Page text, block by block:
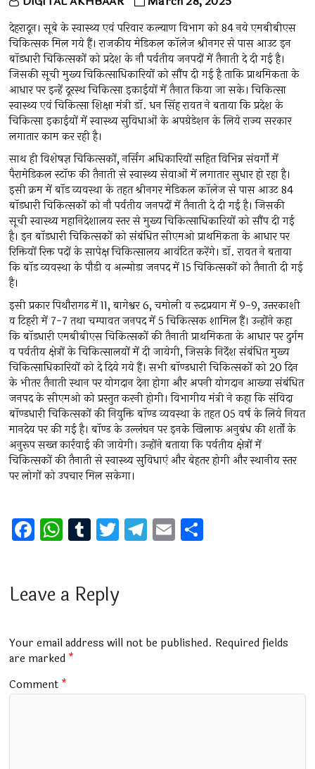
देहरादून। सूबे के स्वास्थ्य एवं परिवार कल्याण विभाग को 84 नये एमबीबीएस
चिकित्सक मिल गये हैं। राजकीय मेडिकल कॉलेज श्रीनगर से पास आउट इन
बॉडधारी चिकित्सकों को प्रदेश के नौ पर्वतीय जनपदों में तैनाती दे दी गई है।
जिसकी सूची मुख्य चिकित्साधिकारियों को सौंप दी गई है ताकि प्राथमिकता के
आधार पर इन्हें दूरस्थ चिकित्सा इकाईयों में तैनात किया जा सके। चिकित्सा
स्वास्थ्य एवं चिकित्सा शिक्षा मंत्री डॉ. धन सिंह रावत ने बताया कि प्रदेश के
चिकित्सा इकाईयों में स्वास्थ्य सुविधाओं के अपग्रेडेशन के लिये राज्य सरकार
लगातार काम कर रही है।
साथ ही विशेषज्ञ चिकित्सकों, नर्सिंग अधिकारियों सहित विभिन्न संवर्गों में
पैरामेडिकल स्टॉफ की तैनाती से स्वास्थ्य सेवाओं में लगातार सुधार हो रहा है।
इसी क्रम में बॉड व्यवस्था के तहत श्रीनगर मेडिकल कॉलेज से पास आउट 84
बॉडधारी चिकित्सकों को नौ पर्वतीय जनपदों में तैनाती दे दी गई है। जिसकी
सूची स्वास्थ्य महानिदेशालय स्तर से मुख्य चिकित्साधिकारियों को सौंप दी गई
है। इन बॉडधारी चिकित्सकों को संबंधित सीएमओ प्राथमिकता के आधार पर
रिक्तियों रिक्त पदों के सापेक्ष चिकित्सालय आवंटित करेंगे। डॉ. रावत ने बताया
कि बॉड व्यवस्था के पौडी व अल्मोड़ा जनपद में 15 चिकित्सकों को तैनाती दी गई
है।
इसी प्रकार पिथौरागढ़ में 11, बागेश्वर 6, चमोली व रूद्रप्रयाग में 9-9, उत्तरकाशी
व टिहरी में 7-7 तथा चम्पावत जनपद में 5 चिकित्सक शामिल हैं। उन्होंने कहा
कि बॉडधारी एमबीबीएस चिकित्सकों की तैनाती प्राथमिकता के आधार पर दुर्गम
व पर्वतीय क्षेत्रों के चिकित्सालयों में दी जायेगी, जिसके निर्देश संबंधित मुख्य
चिकित्साधिकारियों को दे दिये गये हैं। सभी बॉण्डधारी चिकित्सकों को 20 दिन
के भीतर तैनाती स्थान पर योगदान देना होगा और अपनी योगदान आख्या संबंधित
जनपद के सीएमओ को प्रस्तुत करनी होगी। विभागीय मंत्री ने कहा कि संविदा
बॉण्डधारी चिकित्सकों की नियुक्ति बॉण्ड व्यवस्था के तहत 05 वर्ष के लिये नियत
मानदेय पर की गई है। बॉण्ड के उल्लंघन पर इनके खिलाफ अनुबंध की शर्तों के
अनुरूप सख्त कार्रवाई की जायेगी। उन्होंने बताया कि पर्वतीय क्षेत्रों में
चिकित्सकों की तैनाती से स्वास्थ्य सुविधाएं और बेहतर होगी और स्थानीय स्तर
पर लोगों को उपचार मिल सकेगा।
F
a
b
o
k
W
h
s
p
p
T
u
bl
T
wi
er
T
el
m
E
m
Leave a Reply
Your email address will not be published. Required fields
are marked *
Comment *